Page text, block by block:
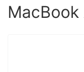
MacBook